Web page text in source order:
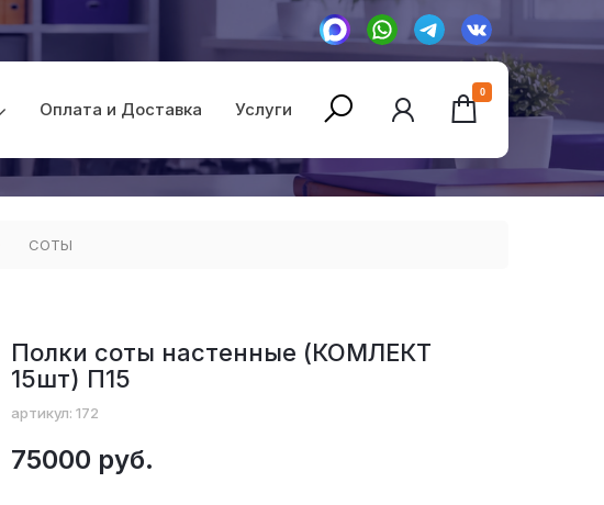
Оплата и Доставка Услуги
0
СОТЫ
Полки соты настенные (КОМЛЕКТ
15шт) П15
артикул: 172
75000 руб.